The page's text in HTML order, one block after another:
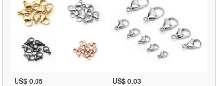
US$ 0.05 US$ 0.03